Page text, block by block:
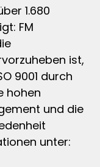
1.680
FM
ist,
9001 durch
hohen
und die
unter: